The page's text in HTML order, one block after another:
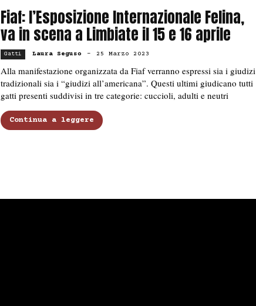
Fiaf: l’Esposizione Internazionale Felina,
va in scena a Limbiate il 15 e 16 aprile
Gatti Laura Seguso - 25 Marzo 2023
Alla manifestazione organizzata da Fiaf verranno espressi sia i giudizi
tradizionali sia i “giudizi all’americana”. Questi ultimi giudicano tutti
gatti presenti suddivisi in tre categorie: cuccioli, adulti e neutri
Continua a leggere